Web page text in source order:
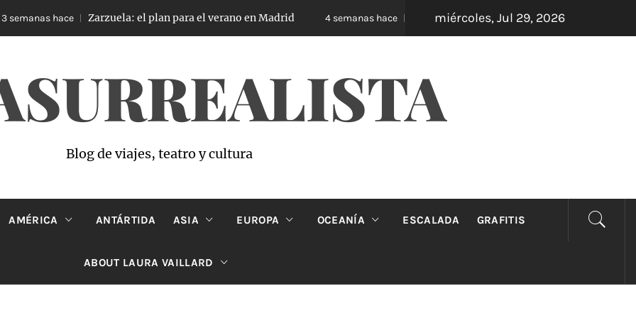
hace Zarzuela: el plan para el verano en Madrid 4 semanas hace Oveja Negra: el unipersonal que se ríe de los
miércoles, Jul 29, 2026
Blog de viajes, teatro y cultura
AMÉRICA ANTÁRTIDA ASIA EUROPA OCEANÍA ESCALADA GRAFITIS
ABOUT LAURA VAILLARD